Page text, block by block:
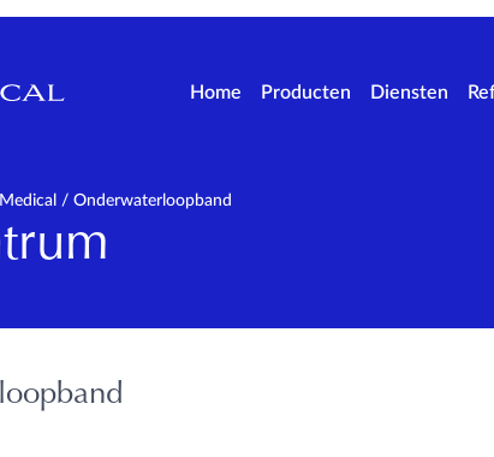
Home Producten Diensten
/ Onderwaterloopband